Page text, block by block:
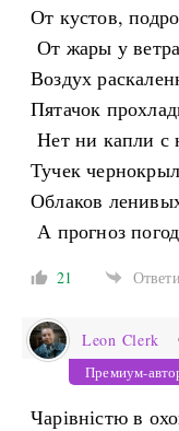
От кустов,
От жары у
Воздух
Пятачок
Нет ни капли с
Тучек
Облаков
А прогноз
21
Leon Clerk
Премиум-
Чарівністю в